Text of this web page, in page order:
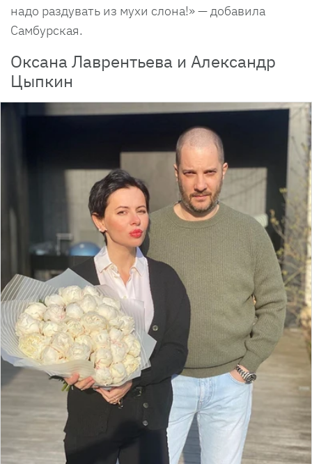
надо раздувать из мухи слона!» — добавила
Самбурская.
Оксана Лаврентьева и Александр
Цыпкин